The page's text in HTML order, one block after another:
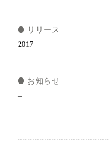
リリース
2017
お知らせ
–